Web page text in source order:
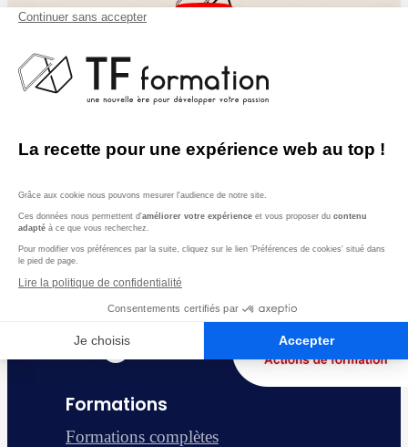
Formations
Formations complètes